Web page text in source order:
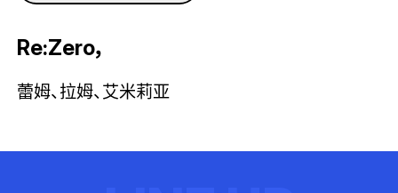
Re:Zero，
蕾姆、拉姆、艾米莉亚